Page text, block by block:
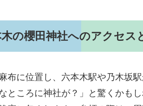
の櫻田神社へのアクセス
布に位置し、六本木駅や乃木坂
ところに神社が？」と驚くかも